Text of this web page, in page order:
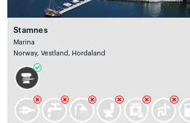
Stamnes
Marina
Norway, Vestland, Hordaland